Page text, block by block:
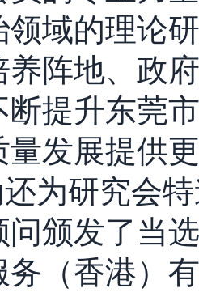
域的理论
养阵地、政
断提升东莞
发展提供
为研究会
颁发了当
（香港）